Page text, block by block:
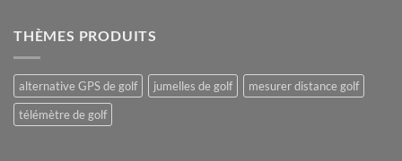
THÈMES PRODUITS
alternative GPS de golf jumelles de golf
mesurer distance golf
télémètre de golf